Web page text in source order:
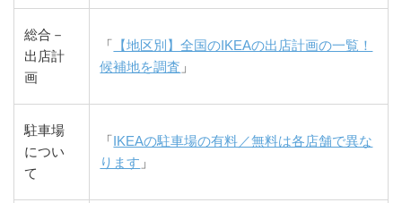
総合－
出店計
画
「
【地区別】全国のIKEAの出店計画の一覧！
候補地を調査 」
駐車場
につい
て
「
IKEAの駐車場の有料／無料は各店舗で異な
ります 」